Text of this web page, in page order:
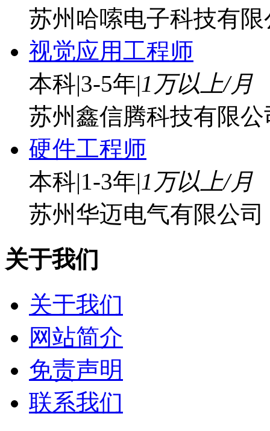
苏州哈嗦电子科技有限
视觉应用工程师
本科|3-5年|1万以上/月
苏州鑫信腾科技有限公
硬件工程师
本科|1-3年|1万以上/月
苏州华迈电气有限公司
关于我们
关于我们
网站简介
免责声明
联系我们